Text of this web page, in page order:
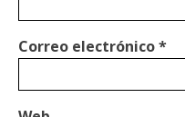
Correo electrónico*